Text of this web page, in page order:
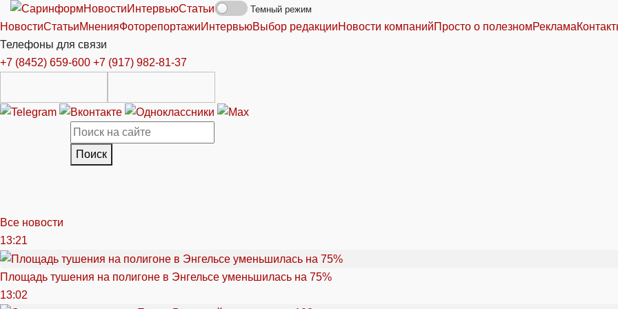
НовостиИнтервьюСтатьи Темный режим
НовостиСтатьиМненияФоторепортажиИнтервьюВыбор редакцииНовости компанийПросто о полезномРеклама
Телефоны для связи
+7 (8452) 659-600 +7 (917) 982-81-37
Поиск
Все новости
13:21
Площадь тушения на полигоне в Энгельсе уменьшилась на 75%
13:02